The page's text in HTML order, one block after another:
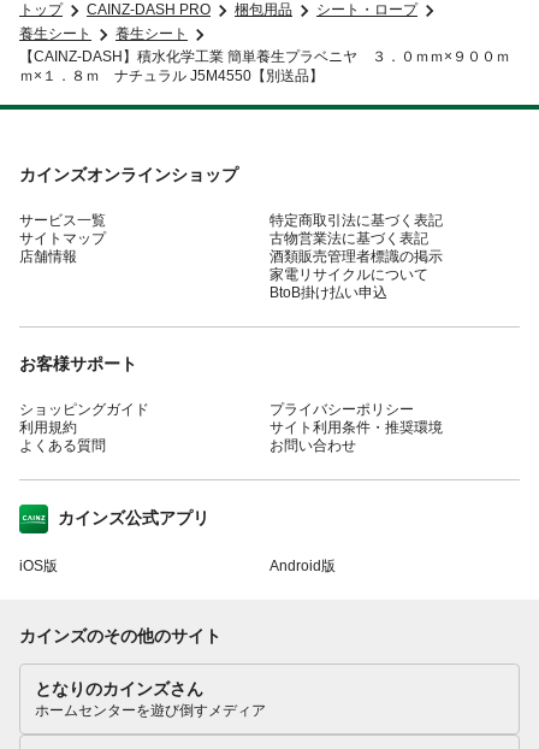
トップ CAINZ-DASH PRO 梱包用品
シート・ロープ
養生シート
養生シート
【CAINZ-DASH】積水化学工業 簡単養生プラベニヤ ３．０ｍｍ×９００ｍ
ｍ×１．８ｍ ナチュラル J5M4550【別送品】
カインズオンラインショップ
サービス一覧
サイトマップ
店舗情報
特定商取引法に基づく表記
古物営業法に基づく表記
酒類販売管理者標識の掲示
家電リサイクルについて
BtoB掛け払い申込
お客様サポート
ショッピングガイド
利用規約
よくある質問
プライバシーポリシー
サイト利用条件・推奨環境
お問い合わせ
カインズ公式アプリ
iOS版 Android版
カインズのその他のサイト
となりのカインズさん
ホームセンターを遊び倒すメディア